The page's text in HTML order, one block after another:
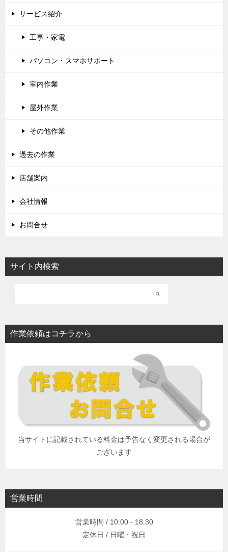
サービス紹介
工事・家電
パソコン・スマホサポート
室内作業
屋外作業
その他作業
過去の作業
店舗案内
会社情報
お問合せ
サイト内検索
作業依頼はコチラから
当サイトに記載されている料金は予告なく変更される場合が
ございます
営業時間
営業時間 / 10:00 - 18:30
定休日 / 日曜・祝日